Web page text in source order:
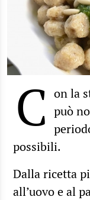
C on la
può
possibili.
Dalla ricetta
all’uovo e al